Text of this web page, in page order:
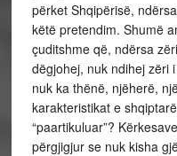
përket Shqipërisë,
këtë pretendim. Shumë
çuditshme që, ndërsa
dëgjohej, nuk ndihej zëri
nuk ka thënë, njëherë,
karakteristikat e
“paartikuluar”?
përgjigjur se nuk kisha